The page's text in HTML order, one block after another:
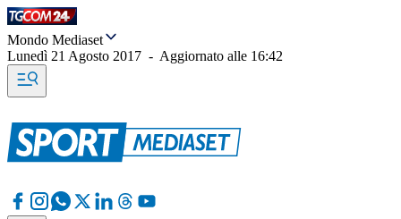
Mondo Mediaset
Lunedì 21 Agosto 2017 - Aggiornato alle 16:42